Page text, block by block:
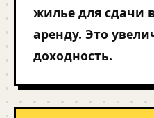
жилье для сдачи
аренду. Это
доходность.